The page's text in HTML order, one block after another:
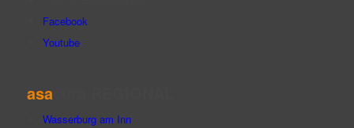
Facebook
Youtube
asacura REGIONAL
Wasserburg am Inn